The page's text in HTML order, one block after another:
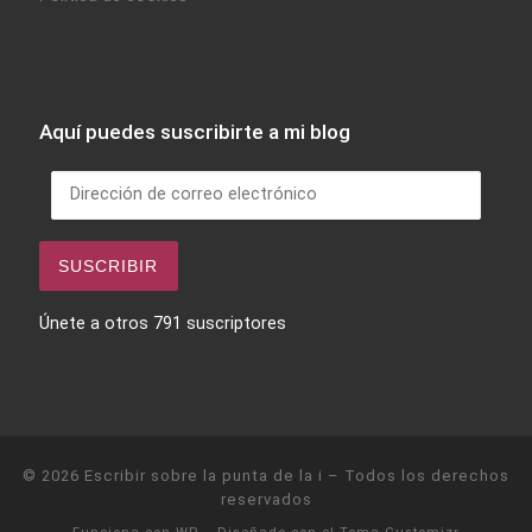
Aquí puedes suscribirte a mi blog
Dirección de correo electrónico
SUSCRIBIR
Únete a otros 791 suscriptores
© 2026 Escribir sobre la punta de la i – Todos los derechos
reservados